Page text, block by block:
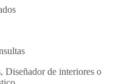
Diseñador de interiores o